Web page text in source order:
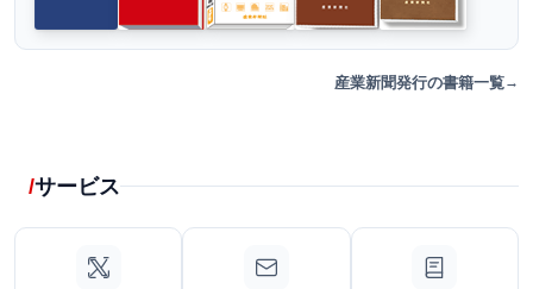
産業新聞発行の書籍一覧
サービス